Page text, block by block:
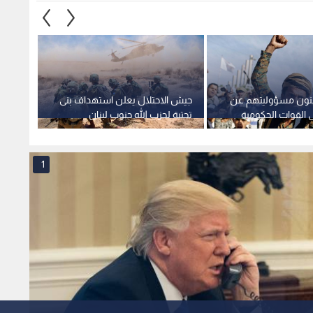
جيش الاحتلال يعلن استهداف بنى
تحتية لحزب الله جنوب لبنان
مسؤوليتهم عن
القوات الحكومية
1